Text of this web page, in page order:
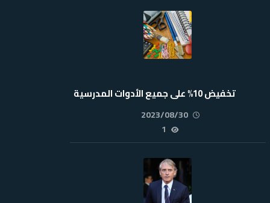
تخفيض 10% على جميع الأدوات المدرسية
2023/08/30
1